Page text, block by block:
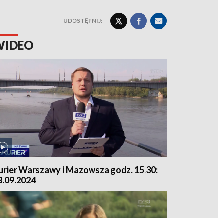
UDOSTĘPNIJ:
Warszawy i Mazowsza godz. 15.30: